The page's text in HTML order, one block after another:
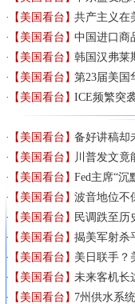
【美国看台】共产主义在
【美国看台】中国进口商
【美国看台】韩国汉弗莱
【美国看台】第23届美国
【美国看台】ICE频繁突
【美国看台】备好讲稿却
【美国看台】 川普发文竟
【美国看台】Fed主席“沉
【美国看台】波音地位不
【美国看台】 民调跌至历
【美国看台】揭美军射杀
【美国看台】美日联手？
【美国看台】未来客机长
【美国看台】7州供水系